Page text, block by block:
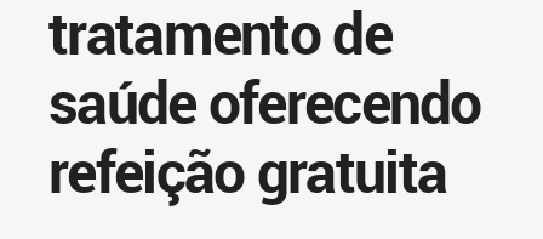
tratamento de
saúde oferecendo
refeição gratuita